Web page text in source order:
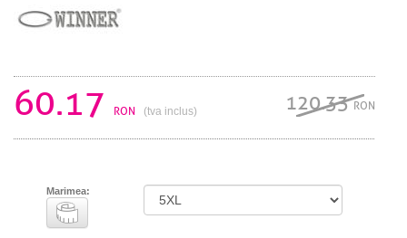
60.17 RON (tva inclus) 120.33RON
Marimea: